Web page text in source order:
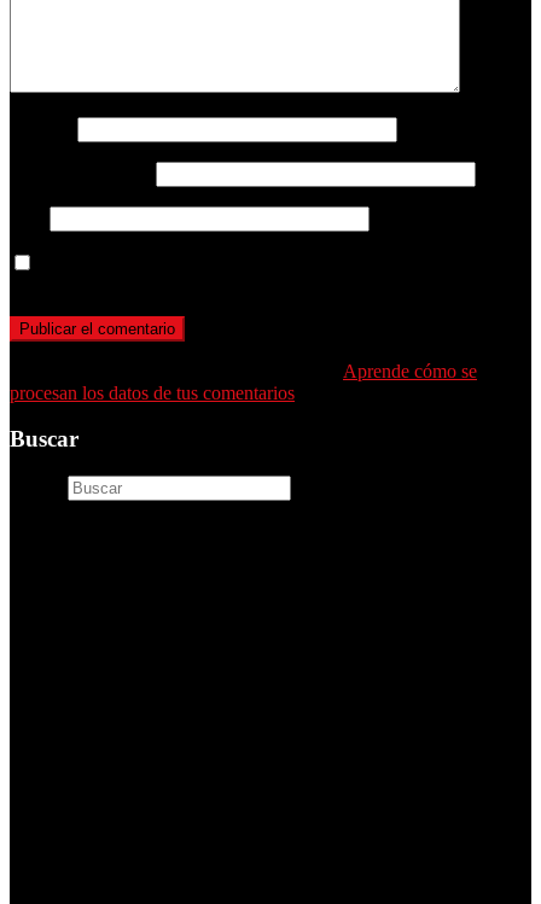
Aprende cómo se
procesan los datos de tus comentarios
Buscar